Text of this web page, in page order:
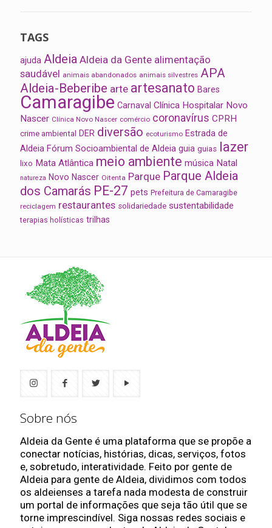
TAGS
ajuda Aldeia Aldeia da Gente alimentação
saudável animais abandonados animais silvestres APA
Aldeia-Beberibe arte artesanato Bares
Camaragibe Carnaval Clínica Hospitalar Novo
Nascer Clínica Novo Nascer comércio coronavírus CPRH
crime ambiental DER diversão ecoturismo Estrada de
Aldeia Fórum Socioambiental de Aldeia guia guias lazer
lixo Mata Atlântica meio ambiente música Natal
natureza Novo Nascer Oitenta Parque Parque Aldeia
dos Camarás PE-27 pets Prefeitura de Camaragibe
reciclagem restaurantes solidariedade sustentabilidade
terapias holísticas trilhas
Sobre nós
Aldeia da Gente é uma plataforma que se propõe a
conectar notícias, histórias, dicas, serviços, fotos
e, sobretudo, interatividade. Feito por gente de
Aldeia para gente de Aldeia, dividimos com todos
os aldeienses a tarefa nada modesta de construir
um portal de informações que seja tão útil que se
torne imprescindível. Siga nossas redes sociais e